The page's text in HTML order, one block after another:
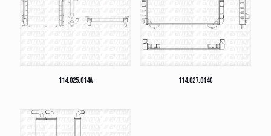
114.025.014A 114.027.014C